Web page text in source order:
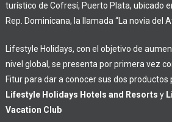
turístico de Cofresí, Puerto Plata, ubicado
Rep. Dominicana, la llamada “La novia del
Lifestyle Holidays, con el objetivo de
nivel global, se presenta por primera vez
Fitur para dar a conocer sus dos productos
Lifestyle Holidays Hotels and Resorts y
Vacation Club